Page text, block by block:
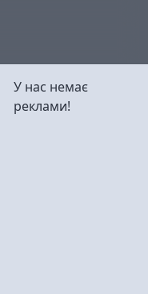
У нас немає
реклами!